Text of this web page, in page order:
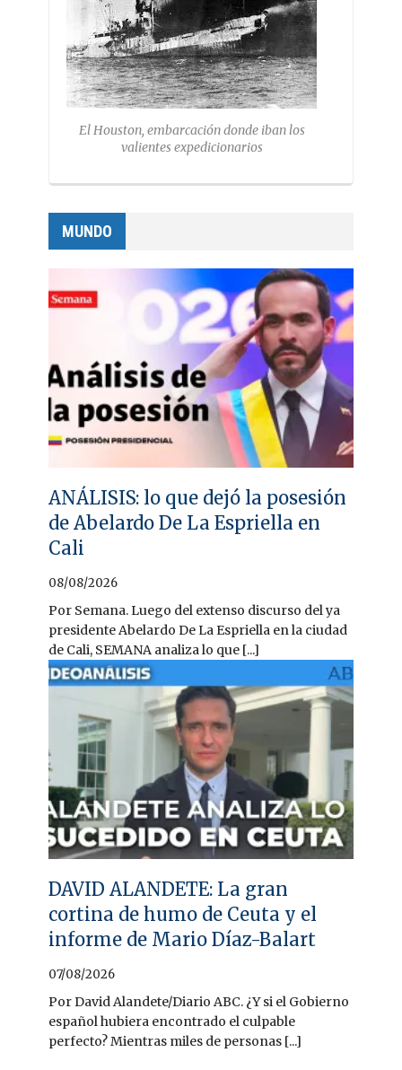
El Houston, embarcación donde iban los
valientes expedicionarios
MUNDO
ANÁLISIS: lo que dejó la posesión
de Abelardo De La Espriella en
Cali
08/08/2026
Por Semana. Luego del extenso discurso del ya
presidente Abelardo De La Espriella en la ciudad
de Cali, SEMANA analiza lo que [...]
DAVID ALANDETE: La gran
cortina de humo de Ceuta y el
informe de Mario Díaz-Balart
07/08/2026
Por David Alandete/Diario ABC. ¿Y si el Gobierno
español hubiera encontrado el culpable
perfecto? Mientras miles de personas [...]